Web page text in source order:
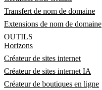
Transfert de nom de domaine
Extensions de nom de domaine
OUTILS
Horizons
Créateur de sites internet
Créateur de sites internet IA
Créateur de boutiques en ligne